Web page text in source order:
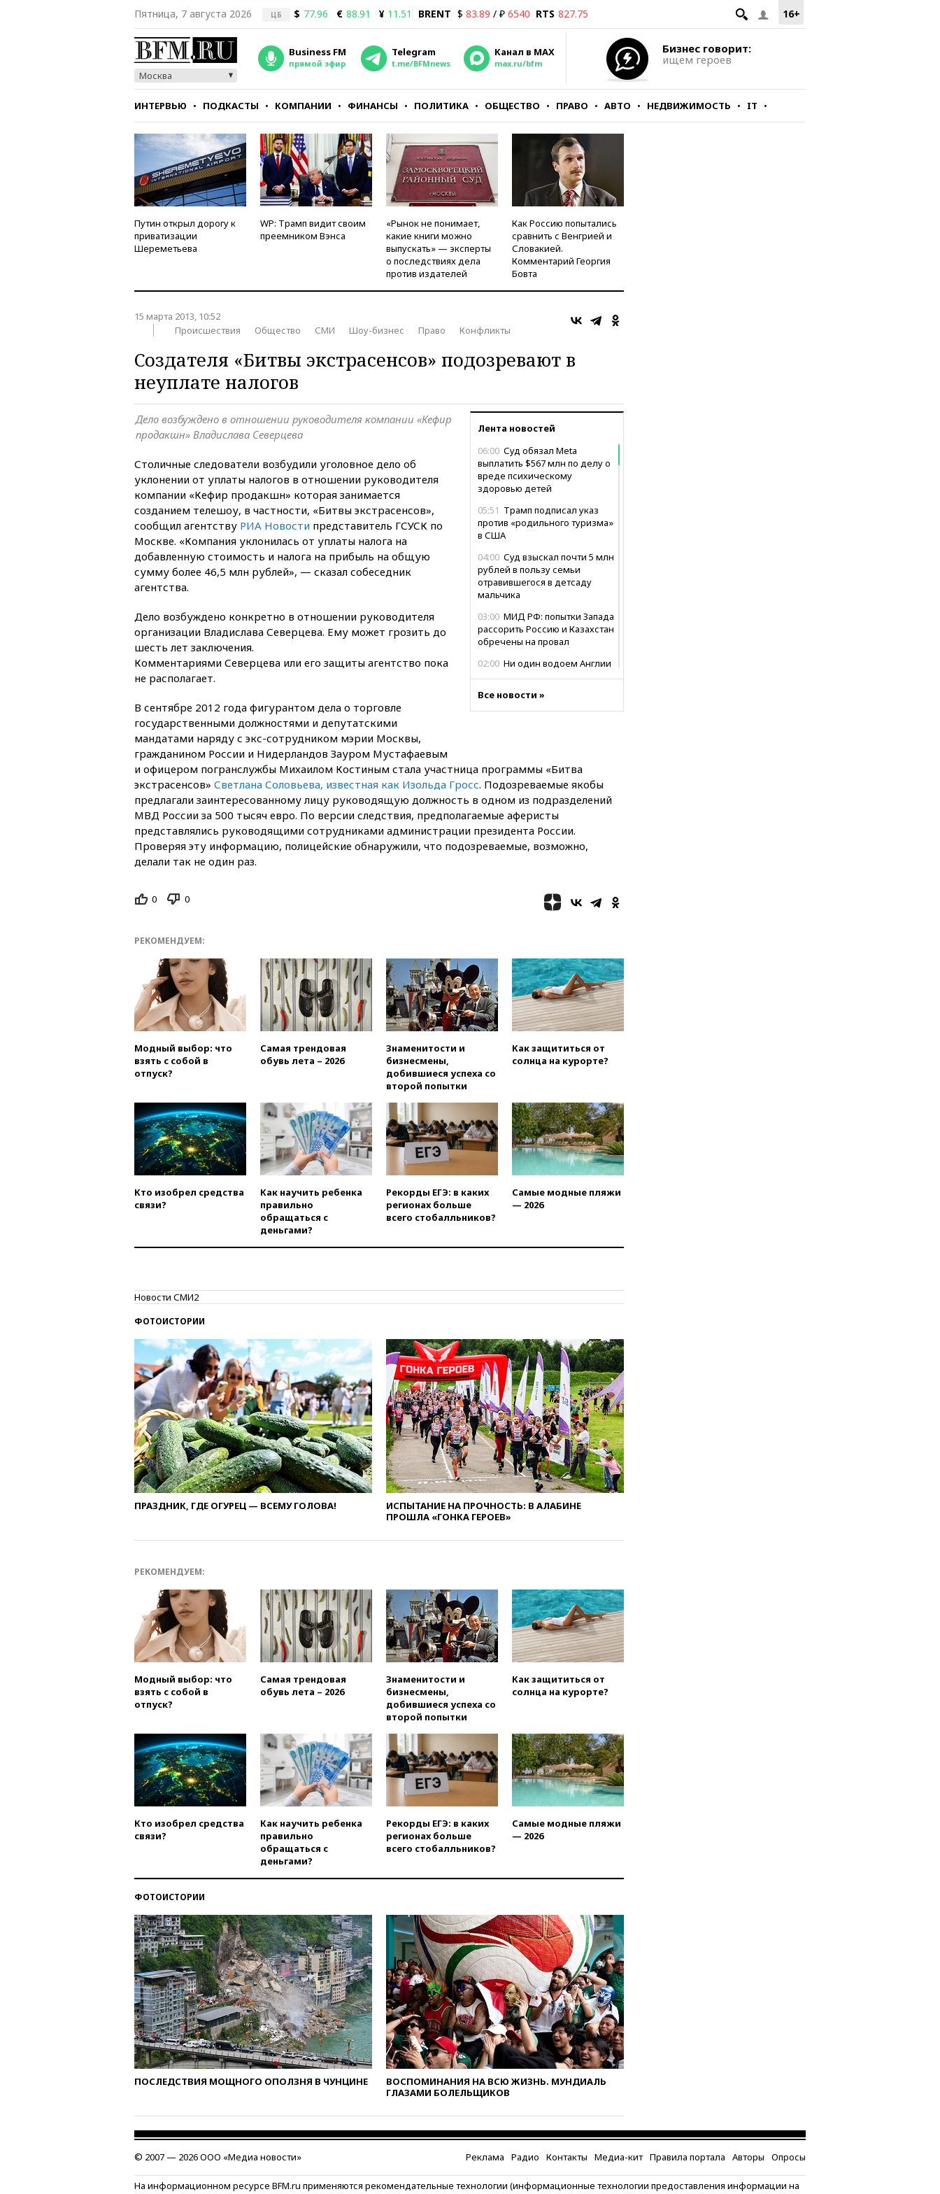
16+
Пятница, 7 августа 2026 ЦБ $ 77.96 € 88.91 ¥ 11.51 BRENT $ 83.89 / ₽ 6540 RTS 827.75
Москва
Business FM
прямой эфир
Telegram
t.me/BFMnews
Канал в MAX
max.ru/bfm
Бизнес говорит:
ищем героев
ИНТЕРВЬЮ ПОДКАСТЫ КОМПАНИИ ФИНАНСЫ ПОЛИТИКА ОБЩЕСТВО ПРАВО АВТО НЕДВИЖИМОСТЬ IT
СТИЛЬ ТЕСТЫ
Путин открыл дорогу к
приватизации
Шереметьева
WP: Трамп видит своим
преемником Вэнса
«Рынок не понимает,
какие книги можно
выпускать» — эксперты
о последствиях дела
против издателей
Как Россию попытались
сравнить с Венгрией и
Словакией.
Комментарий Георгия
Бовта
15 марта 2013, 10:52
Происшествия
Общество СМИ Шоу-бизнес Право Конфликты
Создателя «Битвы экстрасенсов» подозревают в
неуплате налогов
Лента новостей
06:00 Суд обязал Meta
выплатить $567 млн по делу о
вреде психическому
здоровью детей
05:51 Трамп подписал указ
против «родильного туризма»
в США
04:00 Суд взыскал почти 5 млн
рублей в пользу семьи
отравившегося в детсаду
мальчика
03:00 МИД РФ: попытки Запада
рассорить Россию и Казахстан
обречены на провал
02:00 Ни один водоем Англии
01:00Трамп: США сами
необходимости пополнения
арсенала США
вчера, 23:28 Слуцкий призвал
признать «Яблоко»
нежелательной организацией
вчера, 23:15 В Смоленске
В Москве в
продлил контракт с «Реалом»
до 2032 года
вчера, 22:28Отказаться от
российского гражданства
станет значительно дороже
гвардейскую десантно-
штурмовую дивизию
легендарной
доклад о ситуации на
добропольском направлении
вчера, 21:58Генпрокуратура
признала нежелательным в
РФ американский Human
вчера, 21:35«Аэрофлот»
отменяет часть рейсов в Сочи
вчера, 21:25Руслан Терновой
метровой вышки
в Армении
вчера, 21:00В России вновь
обсуждают эксперимент по
онлайн-продаже алкоголя
вчера, 20:45Матвиенко:
россиянам могут
рекомендовать не посещать
Армению
вчера, 20:35ПВО за день
сбила еще 281 украинский
беспилотник над Россией
вчера, 20:27
предложил оплачивать
защиту дорог от БПЛА из
средств на ремонт
вчера, 20:00Зеленский 8
августа посетит Сербию с
вчера, 19:58 В Госдуму будет
внесен законопроект об
вчера, 19:50Аэропорты Сочи и
Ярославля приостановили
работу
вчера, 19:35WP: Трамп
призвал доноров-
республиканцев поддержать
Вэнса на выборах 2028 года
вчера, 19:20Число ломбардов
в РФ превысило максимум
возобновили работу
вчера, 19:00Путин уточнил
порядок присвоения воинских
званий добровольцам
вчера, 18:50Euractiv: восток
Финляндии приходит в упадок
без российских туристов
вчера, 18:35В Жуковском и
аэропорту Геленджика
введены ограничения
вчера, 18:21 Зюганов
присоединился к критике
«Яблока»
пострадали при атаках ВСУ на
выбрал подрядчика для
Все новости »
Дело возбуждено в отношении руководителя компании «Кефир
продакшн» Владислава Северцева
Столичные следователи возбудили уголовное дело об
уклонении от уплаты налогов в отношении руководителя
компании «Кефир продакшн» которая занимается
созданием телешоу, в частности, «Битвы экстрасенсов»,
сообщил агентству РИА Новости представитель ГСУСК по
Москве. «Компания уклонилась от уплаты налога на
добавленную стоимость и налога на прибыль на общую
сумму более 46,5 млн рублей», — сказал собеседник
агентства.
Дело возбуждено конкретно в отношении руководителя
организации Владислава Северцева. Ему может грозить до
шесть лет заключения.
Комментариями Северцева или его защиты агентство пока
не располагает.
В сентябре 2012 года фигурантом дела о торговле
государственными должностями и депутатскими
мандатами наряду с экс-сотрудником мэрии Москвы,
гражданином России и Нидерландов Зауром Мустафаевым
и офицером погранслужбы Михаилом Костиным стала участница программы «Битва
экстрасенсов» Светлана Соловьева, известная как Изольда Гросс. Подозреваемые якобы
предлагали заинтересованному лицу руководящую должность в одном из подразделений
МВД России за 500 тысяч евро. По версии следствия, предполагаемые аферисты
представлялись руководящими сотрудниками администрации президента России.
Проверяя эту информацию, полицейские обнаружили, что подозреваемые, возможно,
делали так не один раз.
0 0
РЕКОМЕНДУЕМ:
Модный выбор: что
взять с собой в
отпуск?
Самая трендовая
обувь лета – 2026
Знаменитости и
бизнесмены,
добившиеся успеха со
второй попытки
Как защититься от
солнца на курорте?
Кто изобрел средства
связи?
Как научить ребенка
правильно
обращаться с
деньгами?
Рекорды ЕГЭ: в каких
регионах больше
всего стобалльников?
Самые модные пляжи
— 2026
Новости СМИ2
ФОТОИСТОРИИ
ПРАЗДНИК, ГДЕ ОГУРЕЦ — ВСЕМУ ГОЛОВА!
ИСПЫТАНИЕ НА ПРОЧНОСТЬ: В АЛАБИНЕ
ПРОШЛА «ГОНКА ГЕРОЕВ»
РЕКОМЕНДУЕМ:
Модный выбор: что
взять с собой в
отпуск?
Самая трендовая
обувь лета – 2026
Знаменитости и
бизнесмены,
добившиеся успеха со
второй попытки
Как защититься от
солнца на курорте?
Кто изобрел средства
связи?
Как научить ребенка
правильно
обращаться с
деньгами?
Рекорды ЕГЭ: в каких
регионах больше
всего стобалльников?
Самые модные пляжи
— 2026
ФОТОИСТОРИИ
ПОСЛЕДСТВИЯ МОЩНОГО ОПОЛЗНЯ В ЧУНЦИНЕ
ВОСПОМИНАНИЯ НА ВСЮ ЖИЗНЬ. МУНДИАЛЬ
ГЛАЗАМИ БОЛЕЛЬЩИКОВ
© 2007 — 2026 ООО «Медиа новости» Реклама Радио Контакты Медиа-кит Правила портала Авторы Опросы
На информационном ресурсе BFM.ru применяются рекомендательные технологии (информационные технологии предоставления информации на